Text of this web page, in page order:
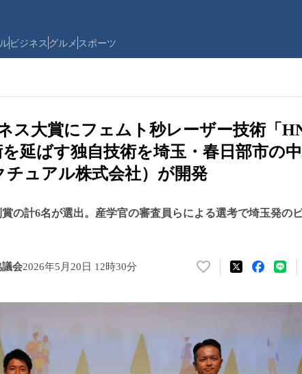
ビジネス グルメ スポーツ
ス大賞にフェムト秒レーザー技術「
延ばす独自技術を埼玉・春日部市の
チュアル株式会社）が開発
の計6名が選出。産学官の審査員らによる選考で埼玉発の
議会2026年5月20日 12時30分
い
ね
を
読